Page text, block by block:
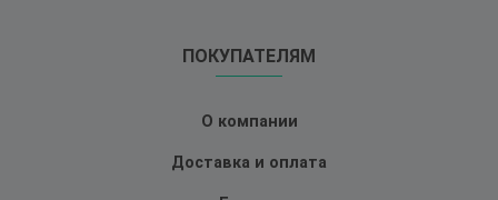
ПОКУПАТЕЛЯМ
О компании
Доставка и оплата